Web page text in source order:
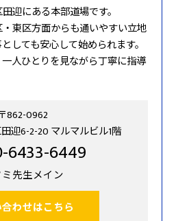
迎にある本部道場です。
東区方面からも通いやすい立地
しても安心して始められます。
人ひとりを見ながら丁寧に指導
862-0962
迎6-2-20 マルマルビル1階
6433-6449
先生メイン
わせはこちら